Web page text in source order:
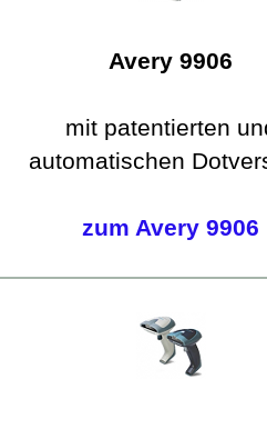
Avery 9906
mit patentierten
automatischen
zum Avery 9906